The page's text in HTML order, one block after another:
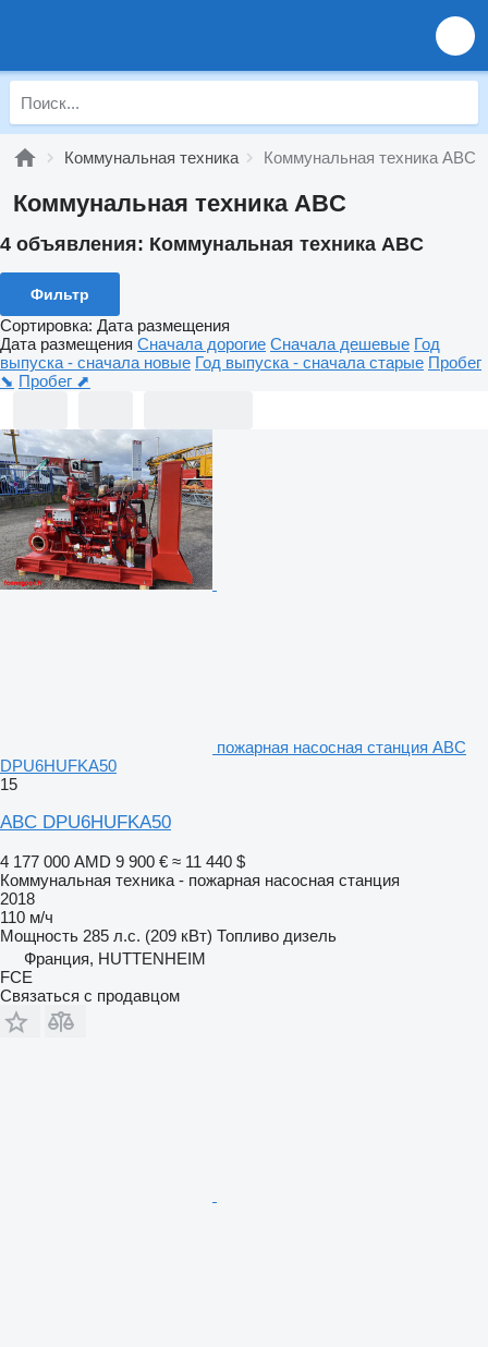
Коммунальная техника Коммунальная техника ABC
Коммунальная техника ABC
4 объявления: Коммунальная техника ABC
Фильтр
Сортировка: Дата размещения
Дата размещения Сначала дорогие Сначала дешевые Год
выпуска - сначала новые Год выпуска - сначала старые Пробег
⬊ Пробег ⬈
пожарная насосная станция ABC
DPU6HUFKA50
15
ABC DPU6HUFKA50
4 177 000 AMD 9 900 € ≈ 11 440 $
Коммунальная техника - пожарная насосная станция
2018
110 м/ч
Мощность 285 л.с. (209 кВт) Топливо дизель
Франция, HUTTENHEIM
FCE
Связаться с продавцом